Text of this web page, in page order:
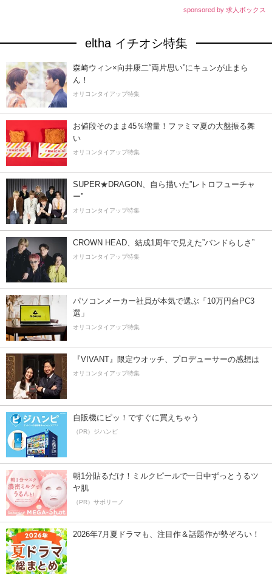
sponsored by 求人ボックス
eltha イチオシ特集
森崎ウィン×向井康二“両片思い”にキュンが止まら
ん！
オリコンタイアップ特集
お値段そのまま45％増量！ファミマ夏の大盤振る舞
い
オリコンタイアップ特集
SUPER★DRAGON、自ら描いた”レトロフューチャ
ー”
オリコンタイアップ特集
CROWN HEAD、結成1周年で見えた”バンドらしさ”
オリコンタイアップ特集
パソコンメーカー社員が本気で選ぶ「10万円台PC3
選」
オリコンタイアップ特集
『VIVANT』限定ウオッチ、プロデューサーの感想は
オリコンタイアップ特集
自販機にピッ！ですぐに買えちゃう
（PR）ジハンピ
朝1分貼るだけ！ミルクピールで一日中ずっとうるツ
ヤ肌
（PR）サボリーノ
2026年7月夏ドラマも、注目作＆話題作が勢ぞろい！